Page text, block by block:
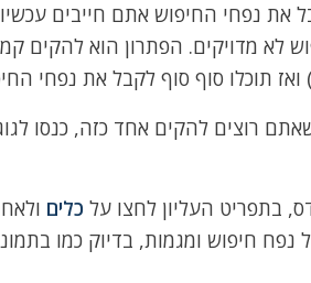
את נפחי החיפוש אתם חייבים
לא מדויקים. הפתרון הוא להקים
רוצים להקים אחד כזה, כנסו
בתפריט העליון לחצו על כלים
חיפוש ומגמות, בדיוק כמו